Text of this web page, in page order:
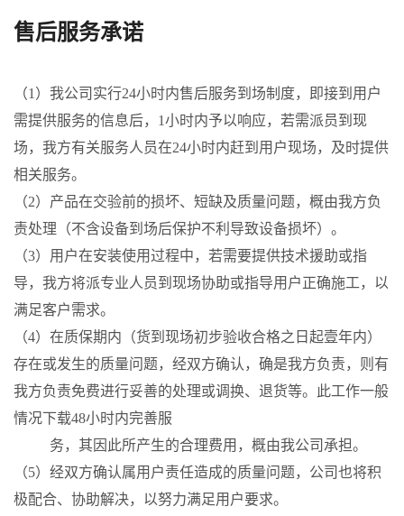
售后服务承诺
（1）我公司实行24小时内售后服务到场制度，即接到用户
需提供服务的信息后，1小时内予以响应，若需派员到现
场，我方有关服务人员在24小时内赶到用户现场，及时提供
相关服务。
（2）产品在交验前的损坏、短缺及质量问题，概由我方负
责处理（不含设备到场后保护不利导致设备损坏）。
（3）用户在安装使用过程中，若需要提供技术援助或指
导，我方将派专业人员到现场协助或指导用户正确施工，以
满足客户需求。
（4）在质保期内（货到现场初步验收合格之日起壹年内）
存在或发生的质量问题，经双方确认，确是我方负责，则有
我方负责免费进行妥善的处理或调换、退货等。此工作一般
情况下载48小时内完善服
务，其因此所产生的合理费用，概由我公司承担。
（5）经双方确认属用户责任造成的质量问题，公司也将积
极配合、协助解决，以努力满足用户要求。